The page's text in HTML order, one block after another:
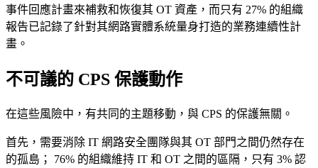
事件回應計畫來補救和恢復其 OT 資產，而只有 27% 的組織
報告已記錄了針對其網路實體系統量身打造的業務連續性計
畫。
不可議的 CPS 保護動作
在這些風險中，有共同的主題移動，與 CPS 的保護無關。
首先，需要消除 IT 網路安全團隊與其 OT 部門之間仍然存在
的孤島； 76% 的組織維持 IT 和 OT 之間的區隔，只有 3% 認